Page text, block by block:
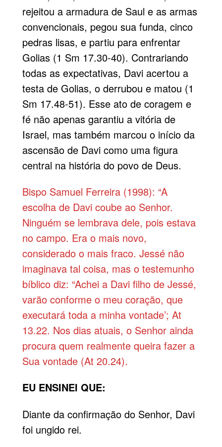
rejeitou a armadura de Saul e as armas
convencionais, pegou sua funda, cinco
pedras lisas, e partiu para enfrentar
Golias (1 Sm 17.30-40). Contrariando
todas as expectativas, Davi acertou a
testa de Golias, o derrubou e matou (1
Sm 17.48-51). Esse ato de coragem e
fé não apenas garantiu a vitória de
Israel, mas também marcou o início da
ascensão de Davi como uma figura
central na história do povo de Deus.
Bispo Samuel Ferreira (1998): “A
escolha de Davi coube ao Senhor.
Ninguém se lembrava dele, pois estava
no campo. Era o mais novo,
considerado o mais fraco. Jessé não
imaginava tal coisa, mas o testemunho
bíblico diz: “Achei a Davi filho de Jessé,
varão conforme o meu coração, que
executará toda a minha vontade’; At
13.22. Nos dias atuais, o Senhor ainda
procura quem realmente queira fazer a
Sua vontade (At 20.24).
EU ENSINEI QUE:
Diante da confirmação do Senhor, Davi
foi ungido rei.